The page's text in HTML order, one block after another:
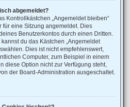
abgemeldet?
Kontrollkästchen „Angemeldet bleiben“
für eine Sitzung angemeldet. Dies
Benutzerkontos durch einen Dritten.
du das Kästchen „Angemeldet
Dies ist nicht empfehlenswert,
Computer, zum Beispiel in einem
diese Option nicht zur Verfügung steht,
der Board-Administration ausgeschaltet.